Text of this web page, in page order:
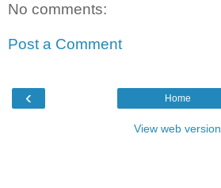
No comments:
Post a Comment
‹ Home
View web version